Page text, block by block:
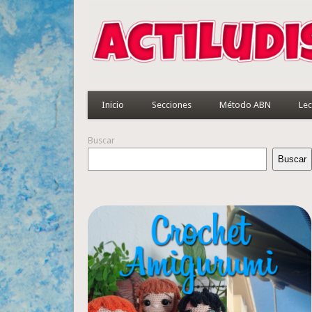
Inicio Secciones Método ABN
Buscar
Buscar